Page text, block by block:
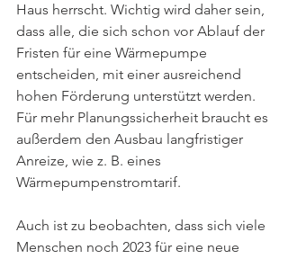
Haus herrscht. Wichtig wird daher sein,
dass alle, die sich schon vor Ablauf der
Fristen für eine Wärmepumpe
entscheiden, mit einer ausreichend
hohen Förderung unterstützt werden.
Für mehr Planungssicherheit braucht es
außerdem den Ausbau langfristiger
Anreize, wie z. B. eines
Wärmepumpenstromtarif.
Auch ist zu beobachten, dass sich viele
Menschen noch 2023 für eine neue